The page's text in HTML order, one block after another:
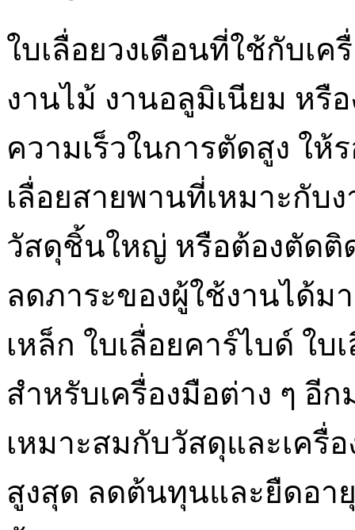
ใบเลื่อยวงเดือนที่ใช้กับเค
งานไม้ งานอลูมิเนียม หรื
ความเร็วในการตัดสูง ให้
เลื่อยสายพานที่เหมาะกับ
วัสดุชิ้นใหญ่ หรือต้องตัดติ
ลดภาระของผู้ใช้งานได้ม
เหล็ก ใบเลื่อยคาร์ไบด์ ใ
สำหรับเครื่องมือต่าง ๆ อี
เหมาะสมกับวัสดุและเครื่
สูงสุด ลดต้นทุนและยืดอายุ